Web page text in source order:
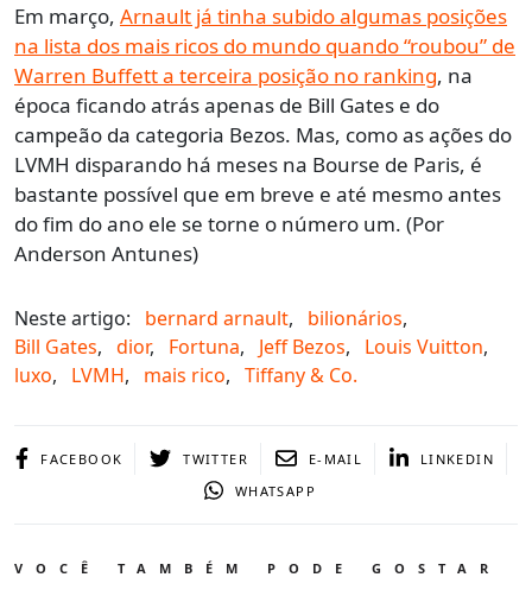
Em março, Arnault já tinha subido algumas posições
na lista dos mais ricos do mundo quando “roubou” de
Warren Buffett a terceira posição no ranking, na
época ficando atrás apenas de Bill Gates e do
campeão da categoria Bezos. Mas, como as ações do
LVMH disparando há meses na Bourse de Paris, é
bastante possível que em breve e até mesmo antes
do fim do ano ele se torne o número um. (Por
Anderson Antunes)
Neste artigo: bernard arnault, bilionários,
Bill Gates, dior, Fortuna, Jeff Bezos, Louis Vuitton,
luxo, LVMH, mais rico, Tiffany & Co.
FACEBOOK TWITTER E-MAIL
LINKEDIN
WHATSAPP
VOCÊ TAMBÉM PODE GOSTAR